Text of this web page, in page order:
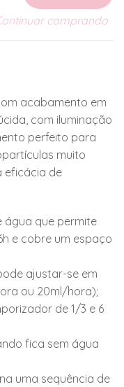
comprando
acabamento em
com iluminação
perfeito para
muito
eficácia de
água que permite
e cobre um espaço
ajustar-se em
ou 20ml/hora);
de 1/3 e 6
fica sem água
uma sequência de